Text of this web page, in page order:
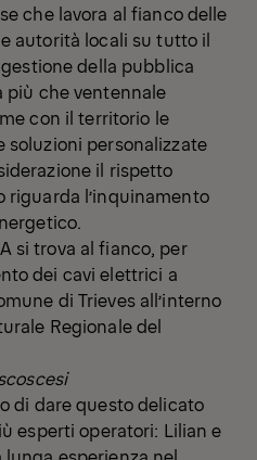
che lavora al fianco delle
autorità locali su tutto il
della pubblica
più che ventennale
con il territorio le
personalizzate
il rispetto
riguarda l’inquinamento
si trova al fianco, per
dei cavi elettrici a
di Trieves all’interno
Regionale del
di dare questo delicato
esperti operatori: Lilian e